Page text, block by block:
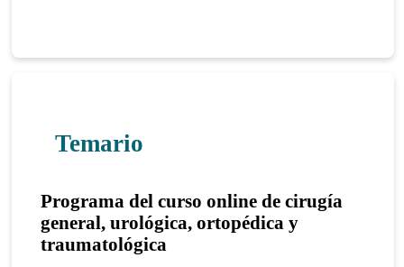
Temario
Programa del curso online de cirugía
general, urológica, ortopédica y
traumatológica